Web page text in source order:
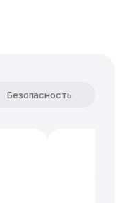
Безопасность